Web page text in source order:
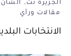
الجزيرة نت الشأن
مقالات ورأي
الانتخابات